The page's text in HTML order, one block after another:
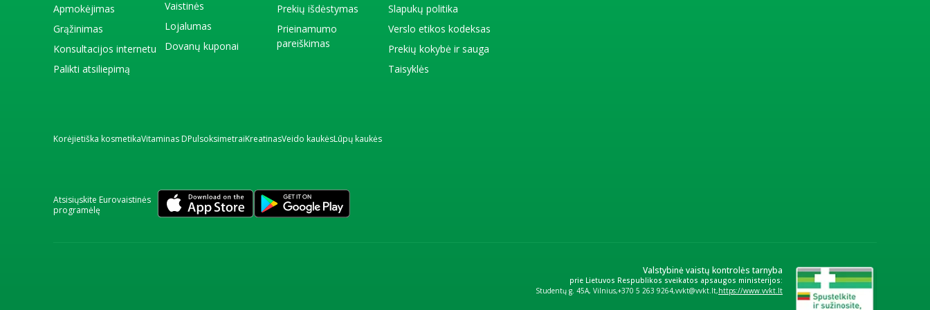
Apmokėjimas
Grąžinimas
Konsultacijos internetu
Palikti atsiliepimą
Vaistinės
Lojalumas
Dovanų kuponai
Prekių išdėstymas
Prieinamumo
pareiškimas
Slapukų politika
Verslo etikos kodeksas
Prekių kokybė ir sauga
Taisyklės
Korėjietiška kosmetikaVitaminas DPulsoksimetraiKreatinasVeido kaukėsLūpų kaukės
Atsisiųskite Eurovaistinės
programėlę
Valstybinė vaistų kontrolės tarnyba
prie Lietuvos Respublikos sveikatos apsaugos ministerijos:
Studentų g. 45A, Vilnius +370 5 263 9264 vvkt@vvkt.lt https://www.vvkt.lt